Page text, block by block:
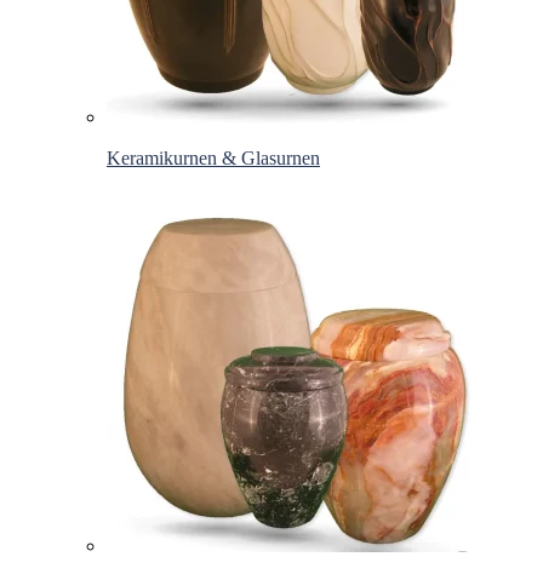
Keramikurnen & Glasurnen